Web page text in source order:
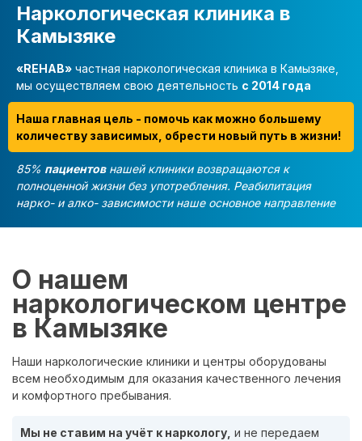
Наркологическая клиника в
Камызяке
«REHAB» частная наркологическая клиника в Камызяке,
мы осуществляем свою деятельность с 2014 года
Наша главная цель - помочь как можно большему
количеству зависимых, обрести новый путь в жизни!
85% пациентовнашей клиники возвращаются к
полноценной жизни без употребления. Реабилитация
нарко- и алко- зависимости наше основное направление
О нашем
наркологическом центре
в Камызяке
Наши наркологические клиники и центры оборудованы
всем необходимым для оказания качественного лечения
и комфортного пребывания.
Мы не ставим на учёт к наркологу, и не передаем